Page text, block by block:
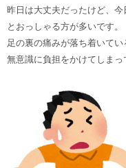
昨日は大丈夫だったけど、今
とおっしゃる方が多いです。
足の裏の痛みが落ち着いてい
無意識に負担をかけてしまっ